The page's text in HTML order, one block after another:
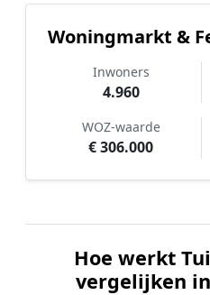
Woningmarkt &
Inwoners
4.960
WOZ-waarde
€ 306.000
Hoe werkt
vergelijken